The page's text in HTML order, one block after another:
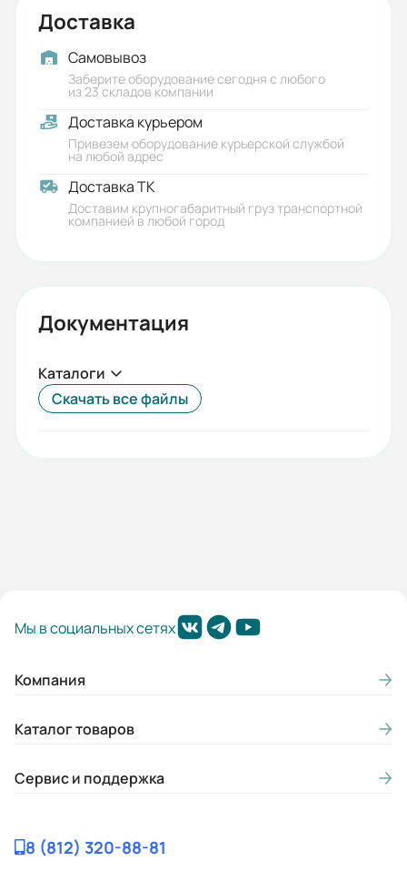
0.09x0.09x0.003
Доставка
Самовывоз
Заберите оборудование сегодня с любого
из 23 складов компании
Доставка курьером
Привезем оборудование курьерской службой
на любой адрес
Доставка ТК
Доставим крупногабаритный груз транспортной
компанией в любой город
Документация
Каталоги
Скачать все файлы
Мы в социальных сетях
Компания
Каталог товаров
Сервис и поддержка
8 (812) 320-88-81